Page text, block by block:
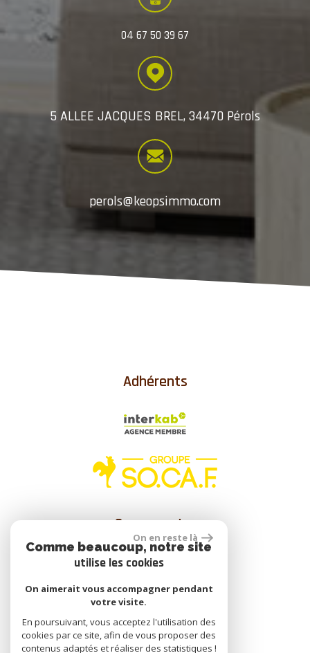
04 67 50 39 67
5 ALLEE JACQUES BREL, 34470 Pérols
perols@keopsimmo.com
Adhérents
Se connecter
réalisé par
On en reste là
Comme beaucoup, notre site
utilise les cookies
On aimerait vous accompagner pendant
votre visite.
En poursuivant, vous acceptez l'utilisation des
cookies par ce site, afin de vous proposer des
contenus adaptés et réaliser des statistiques !